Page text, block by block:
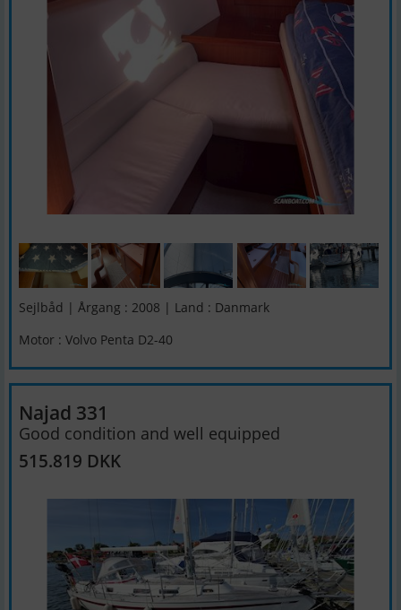
Sejlbåd | Årgang : 2008 | Land : Danmark
Motor : Volvo Penta D2-40
Najad 331
Good condition and well equipped
515.819 DKK